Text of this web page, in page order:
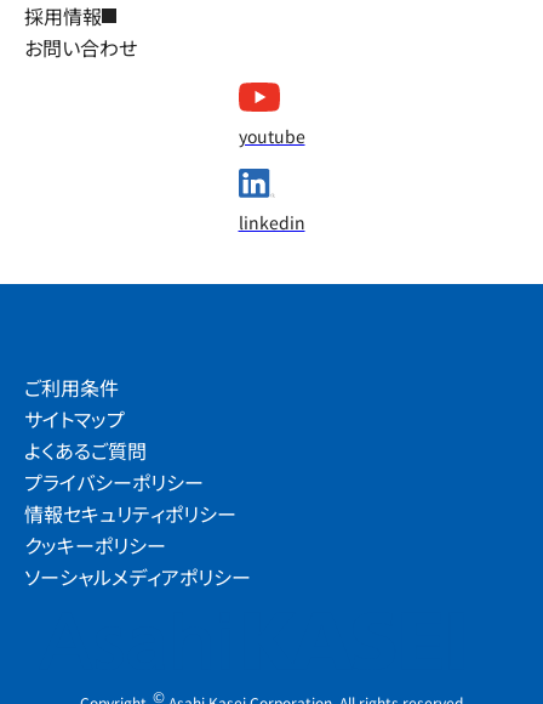
採用情報
お問い合わせ
youtube
linkedin
ご利用条件
サイトマップ
よくあるご質問
プライバシーポリシー
情報セキュリティポリシー
クッキーポリシー
ソーシャルメディアポリシー
©